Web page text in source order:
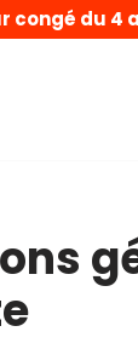
congé du 4